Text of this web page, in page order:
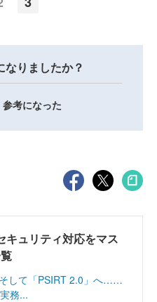
なりましたか？
参考になった
キュリティ対応をマス
して「PSIRT 2.0」へ……
務...